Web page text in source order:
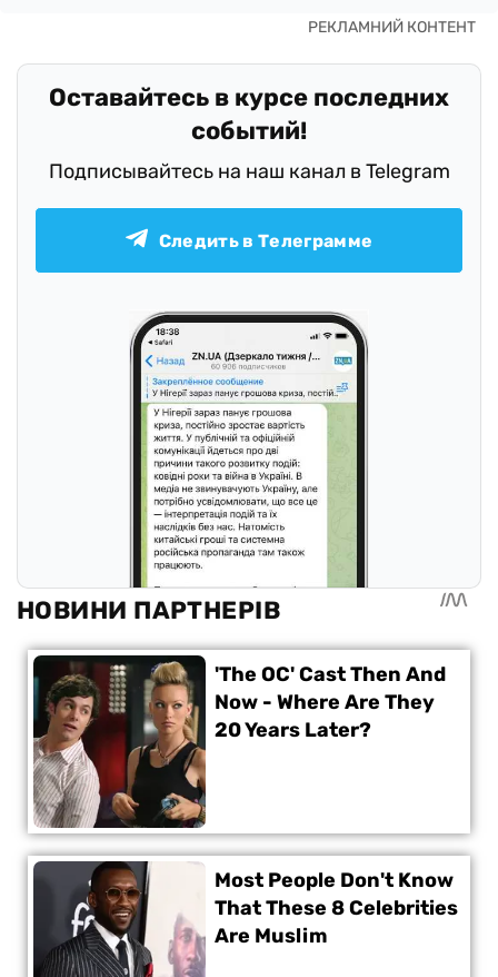
Оставайтесь в курсе последних
событий!
Подписывайтесь на наш канал в Telegram
Следить в Телеграмме